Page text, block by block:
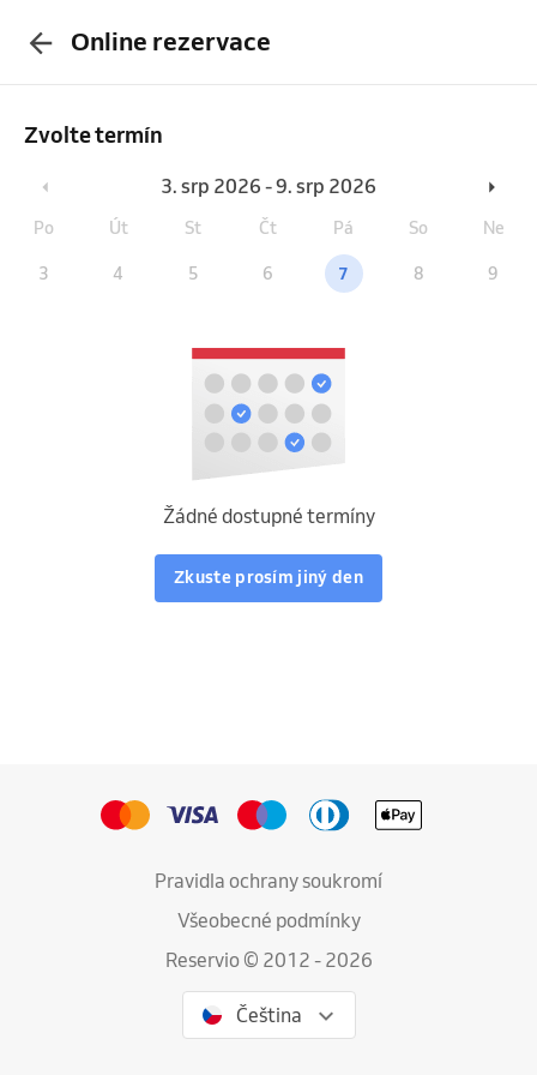
Online rezervace
Zvolte termín
3. srp 2026 - 9. srp 2026
Po Út St Čt Pá So Ne
3 4 5 6 7 8 9
Žádné dostupné termíny
Zkuste prosím jiný den
Pravidla ochrany soukromí
Všeobecné podmínky
Reservio © 2012 - 2026
Čeština